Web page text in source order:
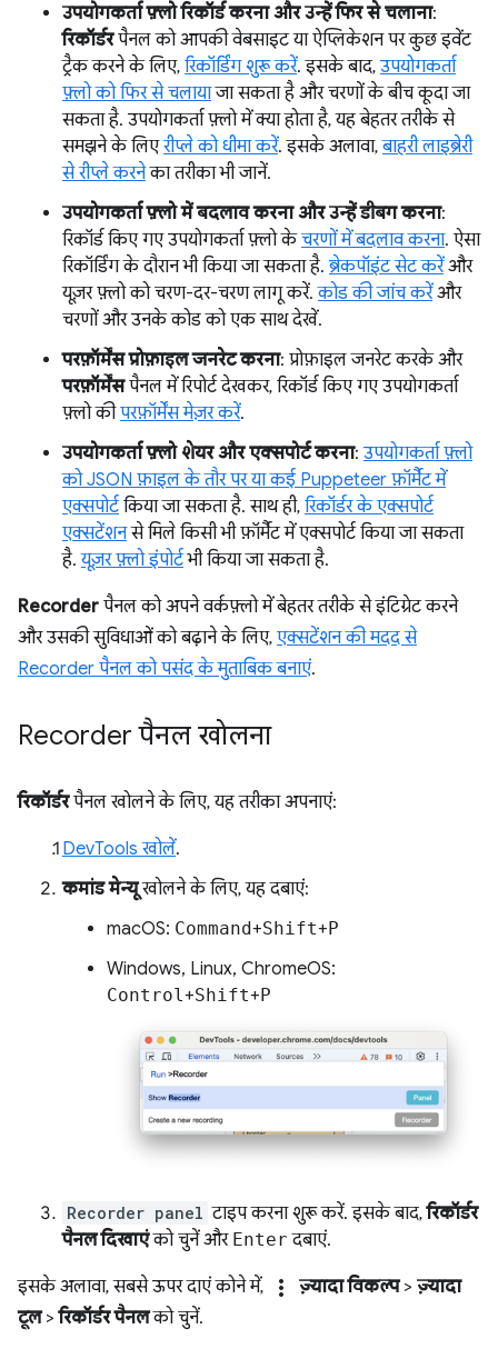
उपयोगकर्ता फ़्लो रिकॉर्ड करना और उन्हें फिर से चलाना:
रिकॉर्डरपैनल को आपकी वेबसाइट या ऐप्लिकेशन पर कुछ इवेंट
ट्रैक करने के लिए, रिकॉर्डिंग शुरू करें. इसके बाद, उपयोगकर्ता
फ़्लो को फिर से चलायाजा सकता है और चरणों के बीच कूदा जा
सकता है. उपयोगकर्ता फ़्लो में क्या होता है, यह बेहतर तरीके से
समझने के लिएरीप्ले को धीमा करें. इसके अलावा,बाहरी लाइब्रेरी
से रीप्ले करनेका तरीका भी जानें.
उपयोगकर्ता फ़्लो में बदलाव करना और उन्हें डीबग करना:
रिकॉर्ड किए गए उपयोगकर्ता फ़्लो केचरणों में बदलाव करना. ऐसा
रिकॉर्डिंग के दौरान भी किया जा सकता है. ब्रेकपॉइंट सेट करेंऔर
यूज़र फ़्लो को चरण-दर-चरण लागू करें.कोड की जांच करेंऔर
चरणों और उनके कोड को एक साथ देखें.
परफ़ॉर्मेंस प्रोफ़ाइल जनरेट करना: प्रोफ़ाइल जनरेट करके और
परफ़ॉर्मेंसपैनल में रिपोर्ट देखकर, रिकॉर्ड किए गए उपयोगकर्ता
फ़्लो कीपरफ़ॉर्मेंस मेज़र करें.
उपयोगकर्ता फ़्लो शेयर और एक्सपोर्ट करना: उपयोगकर्ता फ़्लो
को JSON फ़ाइल के तौर पर या कई Puppeteer फ़ॉर्मैट में
एक्सपोर्टकिया जा सकता है. साथ ही, रिकॉर्डर के एक्सपोर्ट
एक्सटेंशनसे मिले किसी भी फ़ॉर्मैट में एक्सपोर्ट किया जा सकता
है.यूज़र फ़्लो इंपोर्टभी किया जा सकता है.
Recorder पैनल को अपने वर्कफ़्लो में बेहतर तरीके से इंटिग्रेट करने
और उसकी सुविधाओं को बढ़ाने के लिए, एक्सटेंशन की मदद से
Recorder पैनल को पसंद के मुताबिक बनाएं.
Recorder पैनल खोलना
रिकॉर्डरपैनल खोलने के लिए, यह तरीका अपनाएं:
DevTools खोलें.
कमांड मेन्यूखोलने के लिए, यह दबाएं:
macOS: Command+Shift+P
Windows, Linux, ChromeOS:
Control+Shift+P
Recorder panel टाइप करना शुरू करें. इसके बाद,रिकॉर्डर
पैनल दिखाएंको चुनें और Enter दबाएं.
इसके अलावा, सबसे ऊपर दाएं कोने में, more_vert ज़्यादा विकल्प> ज़्यादा
टूल>रिकॉर्डर पैनलको चुनें.